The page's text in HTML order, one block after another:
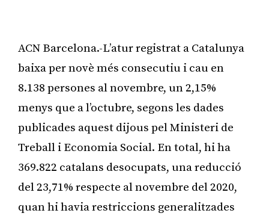
ACN Barcelona.-L’atur registrat a Catalunya
baixa per novè més consecutiu i cau en
8.138 persones al novembre, un 2,15%
menys que a l’octubre, segons les dades
publicades aquest dijous pel Ministeri de
Treball i Economia Social. En total, hi ha
369.822 catalans desocupats, una reducció
del 23,71% respecte al novembre del 2020,
quan hi havia restriccions generalitzades